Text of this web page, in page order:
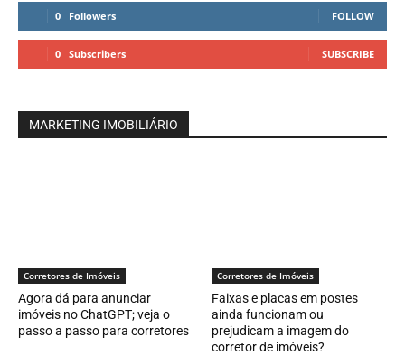
0 Followers FOLLOW
0 Subscribers SUBSCRIBE
MARKETING IMOBILIÁRIO
Corretores de Imóveis
Agora dá para anunciar
imóveis no ChatGPT; veja o
passo a passo para corretores
Corretores de Imóveis
Faixas e placas em postes
ainda funcionam ou
prejudicam a imagem do
corretor de imóveis?